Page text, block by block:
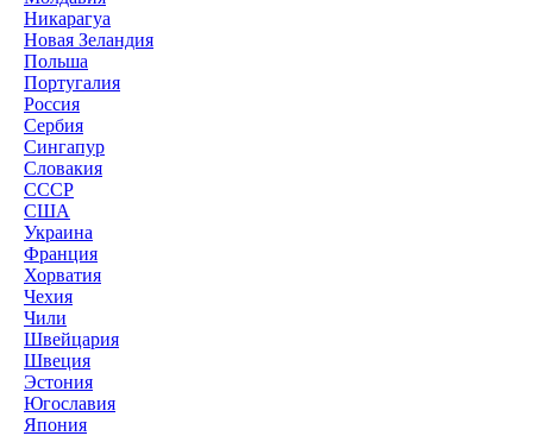
Никарагуа
Новая Зеландия
Польша
Португалия
Россия
Сербия
Сингапур
Словакия
СССР
США
Украина
Франция
Хорватия
Чехия
Чили
Швейцария
Швеция
Эстония
Югославия
Япония